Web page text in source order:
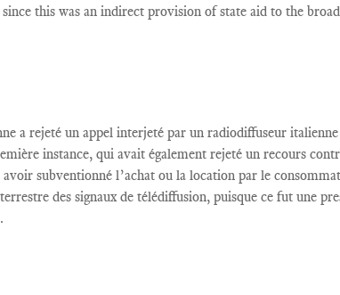
this was an indirect provision of state aid to the
a rejeté un appel interjeté par un radiodiffuseur italienne
instance, qui avait également rejeté un recours
avoir subventionné l’achat ou la location par le
des signaux de télédiffusion, puisque ce fut une